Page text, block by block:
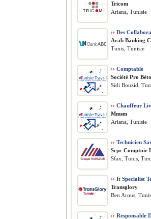
Tricom
Ariana, Tunisie
›› Des
Arab Banking
Tunis, Tunisie
›› Comptable
Société Pro
Sidi Bouzid,
›› Chauffeur
Mmsm
Ariana, Tunisie
›› Technicien
Scpc Comptoir
Sfax, Tunis,
›› It Specialist
Transglory
Ben Arous,
›› Responsable